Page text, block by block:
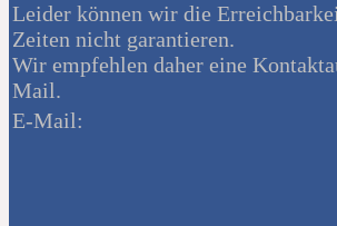
Leider können wir die
Zeiten nicht garantieren.
Wir empfehlen daher eine
Mail.
E-Mail: